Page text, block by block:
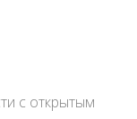
с открытым